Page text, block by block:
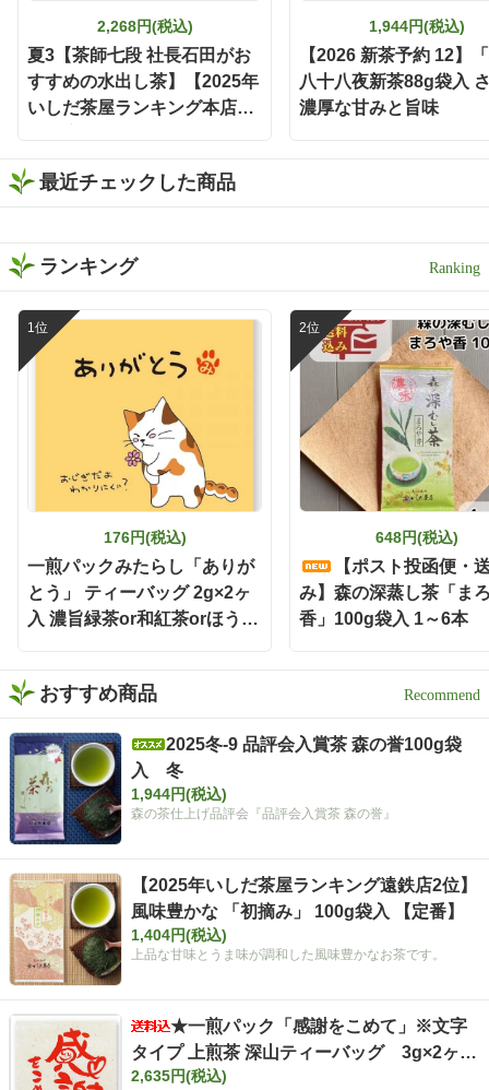
て、ぜひ試してほしいのが
「静岡割」🍶🍵 濃旨緑茶テ
ィーバッグで作った緑茶を
お酒で割るだけという、と
ってもシンプルな楽しみ方
です❣️ 水出しでもお茶の旨
みと濃さがしっかり感じら
も緑茶の存在感が消えない
😌 お茶の旨みとお酒の風味
がバランスよく重なって、
く、いつもの晩酌がちょっ
と特別な時間になりました
🕐 濃い緑茶が好きな方に
は、この味わいをぜひ一度
体験してほしい🌿 もちろん
静岡割だけでなく、お湯出
しでも水出しも出来ますよ
茶、ほっとしたい時間には
温かい緑茶、夜は静岡割
と、その日の気分に合わせ
で、飲み終わった後の茶殻
の後始末も手軽🗑️ 本格的な
お茶をもっと身近に楽しみ
たい時にも嬉しい存在です
🌿 お茶どころ静岡ならでは
の、新しい晩酌スタイル
「静岡割」 お酒好きさんも
緑茶好きさんも、保存して
おうち時間に試してみてく
ださい✨ インスタグラム @i
shidachaya 商品サイト http
s://www.ishida-chaya.com/k
okuuma/ #PR#いしだ茶屋 #
タイアップ#静岡割#濃旨緑
茶ティーバッグ
2,268円(税込)
夏3【茶師七段 社長石田がお
すすめの水出し茶】【2025年
いしだ茶屋ランキング本店・
高級煎茶 「きらめき」 100g
袋入 【定番】
1,944円(税込)
【2026 新茶予約 12】
八十八夜新茶88g袋入
濃厚な甘みと旨味
最近チェックした商品
ランキング
176円(税込)
一煎パックみたらし「ありが
とう」 ティーバッグ 2g×2ヶ
入 濃旨緑茶or和紅茶orほうじ
648円(税込)
【ポスト投函便・
み】森の深蒸し茶「ま
香」100g袋入 1～6本
おすすめ商品
2025冬-9 品評会入賞茶 森の誉100g袋
入 冬
1,944円(税込)
森の茶仕上げ品評会『品評会入賞茶 森の誉』
【2025年いしだ茶屋ランキング遠鉄店2位】
風味豊かな 「初摘み」 100g袋入 【定番】
1,404円(税込)
上品な甘味とうま味が調和した風味豊かなお茶です。
★一煎パック「感謝をこめて」※文字
タイプ 上煎茶 深山ティーバッグ 3g×2ヶ
入 まとめ買いセット【ポスト投函便・送料
2,635円(税込)